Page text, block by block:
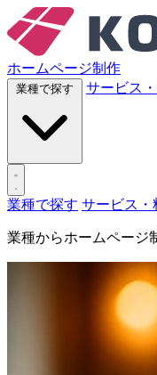
ホームページ制作
サービス
業種で探す サービス・
業種からホームページ